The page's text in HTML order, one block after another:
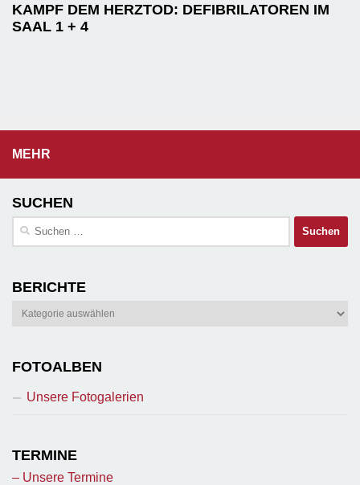
KAMPF DEM HERZTOD: DEFIBRILATOREN IM
SAAL 1 + 4
MEHR
SUCHEN
Suchen
BERICHTE
Berichte
FOTOALBEN
Unsere Fotogalerien
TERMINE
– Unsere Termine